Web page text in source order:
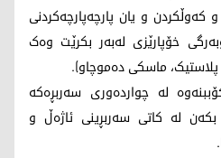
کەوڵکردن و یان پارچەپارچەکردنی
خۆپارێزی لەبەر بکرێت وەک
ماسکی دەموچاو).
لە چواردەوری سەربڕەکە
لە کاتی سەربڕینی ئاژەڵ و